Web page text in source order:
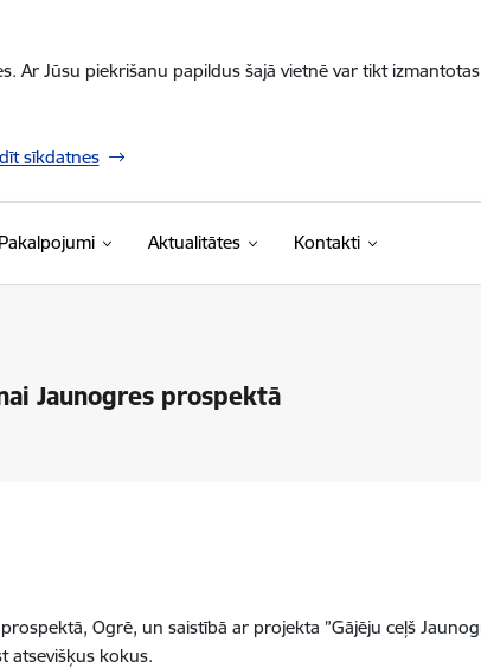
Ar Jūsu piekrišanu papildus šajā vietnē var tikt
sīkdatnes
Pakalpojumi Aktualitātes Kontakti
Jaunogres prospektā
Ogrē, un saistībā ar projekta ”Gājēju ceļš
atsevišķus kokus.